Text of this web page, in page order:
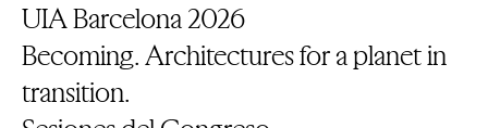
UIA Barcelona 2026
Becoming. Architectures for a planet in
transition.